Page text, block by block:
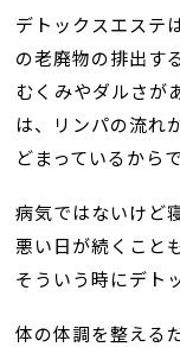
デトックスエステ
の老廃物の排出す
むくみやダルさが
は、リンパの流れ
どまっているからで
病気ではないけど
悪い日が続くこと
そういう時にデト
体の体調を整える